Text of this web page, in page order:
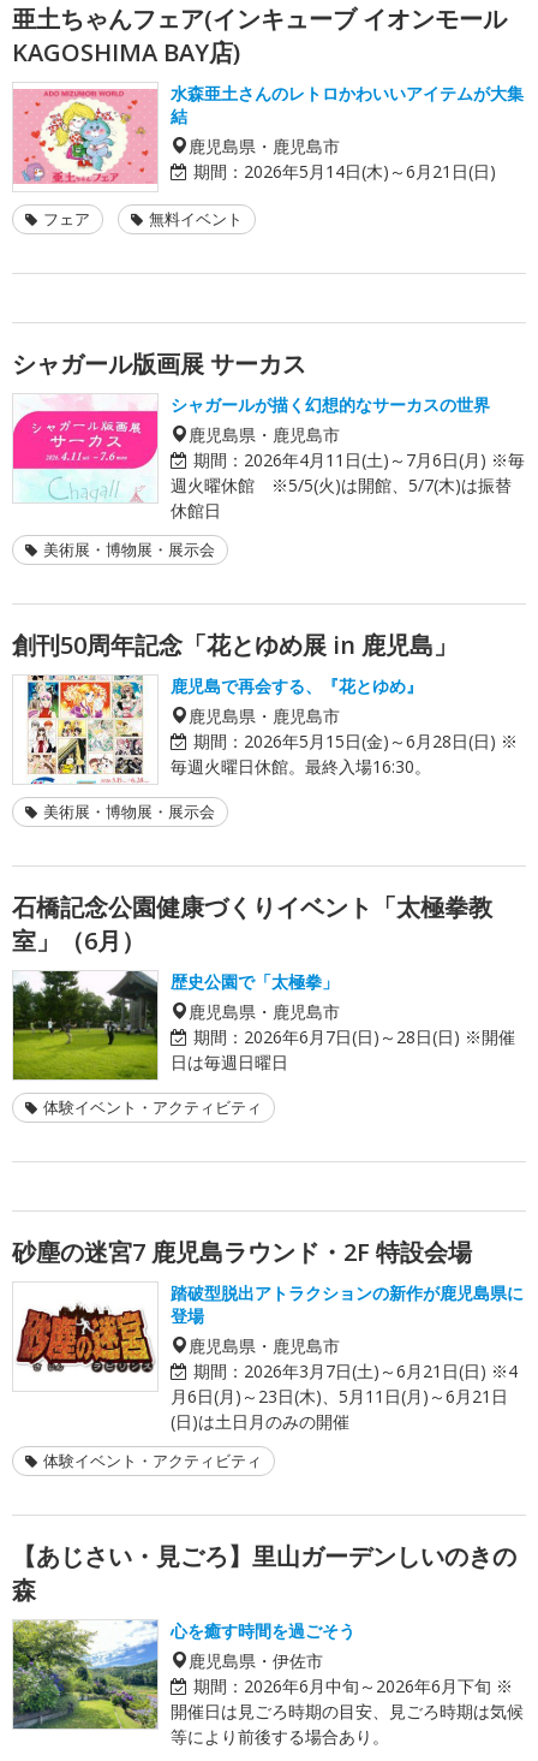
亜土ちゃんフェア(インキューブ イオンモール
KAGOSHIMA BAY店)
水森亜土さんのレトロかわいいアイテムが大集
結
鹿児島県・鹿児島市
期間： 2026年5月14日(木)～6月21日(日)
フェア 無料イベント
シャガール版画展 サーカス
シャガールが描く幻想的なサーカスの世界
鹿児島県・鹿児島市
期間： 2026年4月11日(土)～7月6日(月) ※毎
週火曜休館 ※5/5(火)は開館、5/7(木)は振替
休館日
美術展・博物展・展示会
創刊50周年記念「花とゆめ展 in 鹿児島」
鹿児島で再会する、『花とゆめ』
鹿児島県・鹿児島市
期間： 2026年5月15日(金)～6月28日(日) ※
毎週火曜日休館。最終入場16:30。
美術展・博物展・展示会
石橋記念公園健康づくりイベント「太極拳教
室」（6月）
歴史公園で「太極拳」
鹿児島県・鹿児島市
期間： 2026年6月7日(日)～28日(日) ※開催
日は毎週日曜日
体験イベント・アクティビティ
砂塵の迷宮7 鹿児島ラウンド・2F 特設会場
踏破型脱出アトラクションの新作が鹿児島県に
登場
鹿児島県・鹿児島市
期間： 2026年3月7日(土)～6月21日(日) ※4
月6日(月)～23日(木)、5月11日(月)～6月21日
(日)は土日月のみの開催
体験イベント・アクティビティ
【あじさい・見ごろ】里山ガーデンしいのきの
森
心を癒す時間を過ごそう
鹿児島県・伊佐市
期間： 2026年6月中旬～2026年6月下旬 ※
開催日は見ごろ時期の目安、見ごろ時期は気候
等により前後する場合あり。